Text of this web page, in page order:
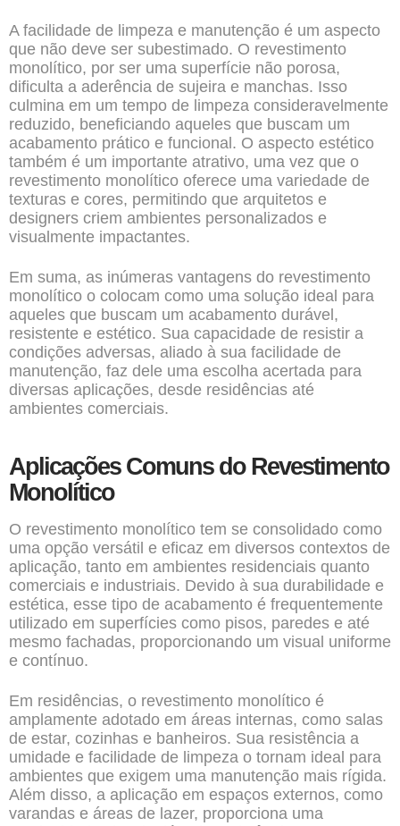
A facilidade de limpeza e manutenção é um aspecto
que não deve ser subestimado. O revestimento
monolítico, por ser uma superfície não porosa,
dificulta a aderência de sujeira e manchas. Isso
culmina em um tempo de limpeza consideravelmente
reduzido, beneficiando aqueles que buscam um
acabamento prático e funcional. O aspecto estético
também é um importante atrativo, uma vez que o
revestimento monolítico oferece uma variedade de
texturas e cores, permitindo que arquitetos e
designers criem ambientes personalizados e
visualmente impactantes.
Em suma, as inúmeras vantagens do revestimento
monolítico o colocam como uma solução ideal para
aqueles que buscam um acabamento durável,
resistente e estético. Sua capacidade de resistir a
condições adversas, aliado à sua facilidade de
manutenção, faz dele uma escolha acertada para
diversas aplicações, desde residências até
ambientes comerciais.
Aplicações Comuns do Revestimento
Monolítico
O revestimento monolítico tem se consolidado como
uma opção versátil e eficaz em diversos contextos de
aplicação, tanto em ambientes residenciais quanto
comerciais e industriais. Devido à sua durabilidade e
estética, esse tipo de acabamento é frequentemente
utilizado em superfícies como pisos, paredes e até
mesmo fachadas, proporcionando um visual uniforme
e contínuo.
Em residências, o revestimento monolítico é
amplamente adotado em áreas internas, como salas
de estar, cozinhas e banheiros. Sua resistência a
umidade e facilidade de limpeza o tornam ideal para
ambientes que exigem uma manutenção mais rígida.
Além disso, a aplicação em espaços externos, como
varandas e áreas de lazer, proporciona uma